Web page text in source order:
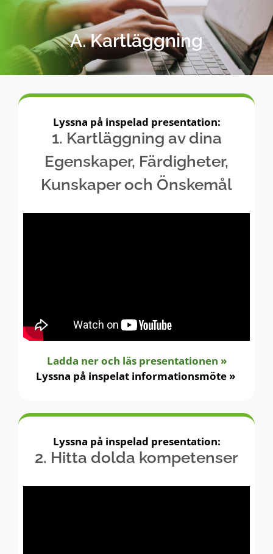
Skip
A. Kartläggning
Lyssna på inspelad presentation:
1. Kartläggning av dina
Egenskaper, Färdigheter,
Kunskaper och Önskemål
Ladda ner och läs presentationen »
Lyssna på inspelat informationsmöte »
Lyssna på inspelad presentation:
2. Hitta dolda kompetenser